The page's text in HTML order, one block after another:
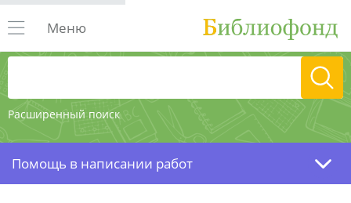
Расширенный поиск
Меню
Помощь в написании работ